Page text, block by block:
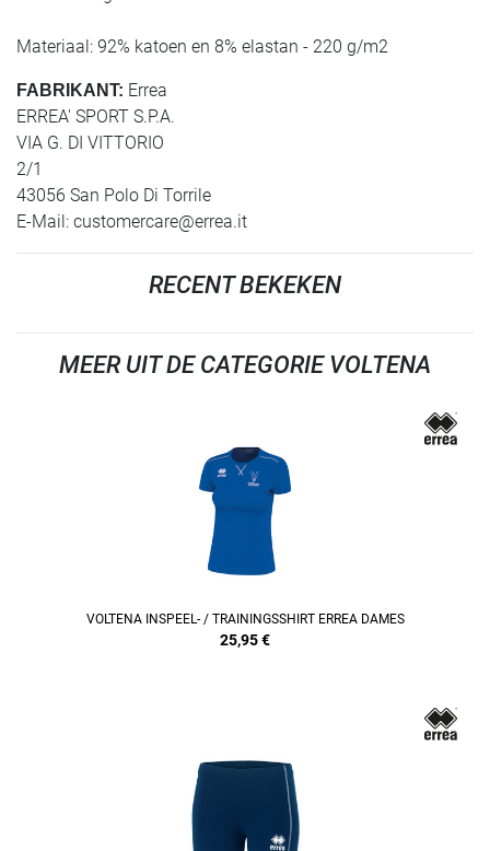
Materiaal: 92% katoen en 8% elastan - 220 g/m2
FABRIKANT: Errea
ERREA' SPORT S.P.A.
VIA G. DI VITTORIO
2/1
43056 San Polo Di Torrile
E-Mail: customercare@errea.it
RECENT BEKEKEN
MEER UIT DE CATEGORIE VOLTENA
VOLTENA INSPEEL- / TRAININGSSHIRT ERREA DAMES
25,95€